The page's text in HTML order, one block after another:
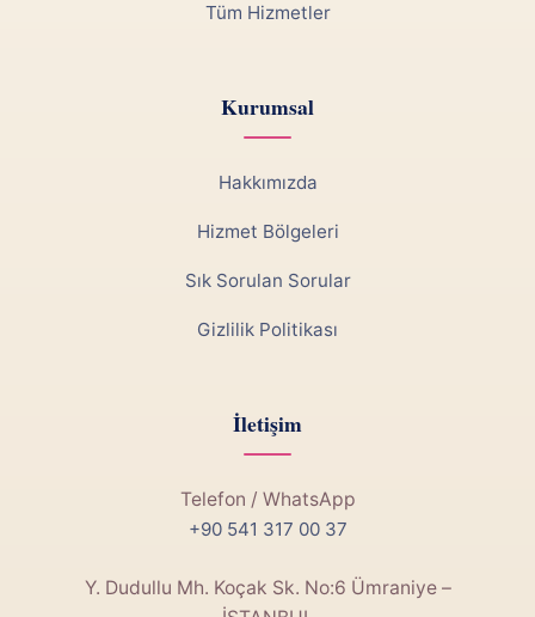
Tüm Hizmetler
Kurumsal
Hakkımızda
Hizmet Bölgeleri
Sık Sorulan Sorular
Gizlilik Politikası
İletişim
Telefon / WhatsApp
+90 541 317 00 37
Y. Dudullu Mh. Koçak Sk. No:6 Ümraniye –